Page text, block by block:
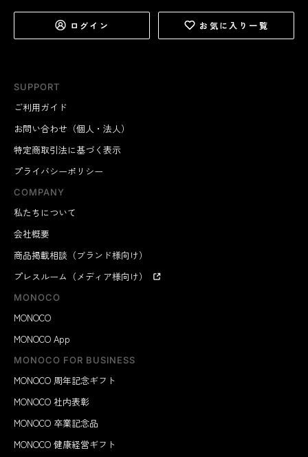
SUPPORT
ご利用ガイド
お問い合わせ（個人・法人）
特定商取引法に基づく表示
プライバシーポリシー
COMPANY
私たちについて
会社概要
商品掲載相談（ブランド様向け）
プレスルーム（メディア様向け）
MONOCO
MONOCO
MONOCO App
MONOCO FOR BUSINESS
MONOCO 周年記念ギフト
MONOCO 社内表彰
MONOCO 卒業記念品
MONOCO 健康経営ギフト
ログイン お気に入り一覧